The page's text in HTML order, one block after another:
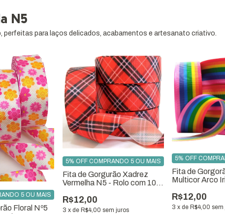
N5
para laços delicados, acabamentos e artesanato criativo.
Floral Nº5
5 OU MAIS
Fita de Gorgurão Xadrez
Vermelha N5 - Rolo com 10
R$12,00
3 x de R$4,00 sem juros
5% OFF COMPRANDO 5 OU MAIS
Fita de
Multicor Arco
R$12,00
3 xde R$4,00 sem
5% OFF